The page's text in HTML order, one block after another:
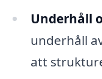
Underhåll
underhåll
att